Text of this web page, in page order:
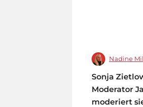
Nadine
Sonja
Moderator
moderiert